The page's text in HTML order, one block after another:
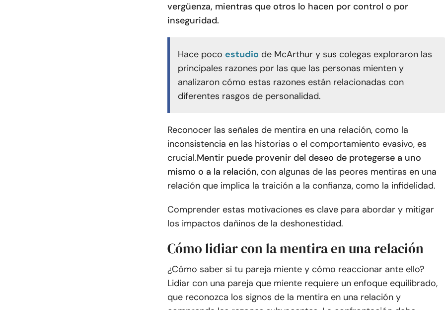
vergüenza, mientras que otros lo hacen por control o por
inseguridad.
Hace poco estudio de McArthur y sus colegas exploraron las
principales razones por las que las personas mienten y
analizaron cómo estas razones están relacionadas con
diferentes rasgos de personalidad.
Reconocer las señales de mentira en una relación, como la
inconsistencia en las historias o el comportamiento evasivo, es
crucial.Mentir puede provenir del deseo de protegerse a uno
mismo o a la relación, con algunas de las peores mentiras en una
relación que implica la traición a la confianza, como la infidelidad.
Comprender estas motivaciones es clave para abordar y mitigar
los impactos dañinos de la deshonestidad.
Cómo lidiar con la mentira en una relación
¿Cómo saber si tu pareja miente y cómo reaccionar ante ello?
Lidiar con una pareja que miente requiere un enfoque equilibrado,
que reconozca los signos de la mentira en una relación y